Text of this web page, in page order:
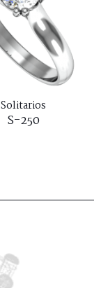
Solitarios
S-250